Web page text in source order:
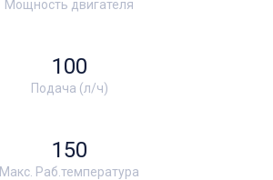
Мощность двигателя
Подача (л/ч)
100
Макс. Раб.температура
150